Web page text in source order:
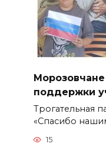
поддержки
Трогательная
«Спасибо
15